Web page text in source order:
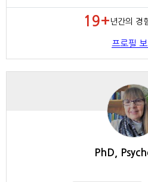
19+ 년간의 경
프로필 보
PhD,